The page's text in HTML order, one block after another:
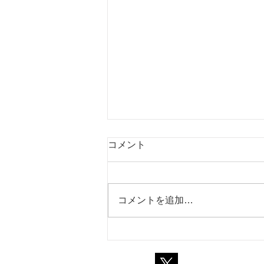
大切な5つのこと
コメント
コメントを追加…